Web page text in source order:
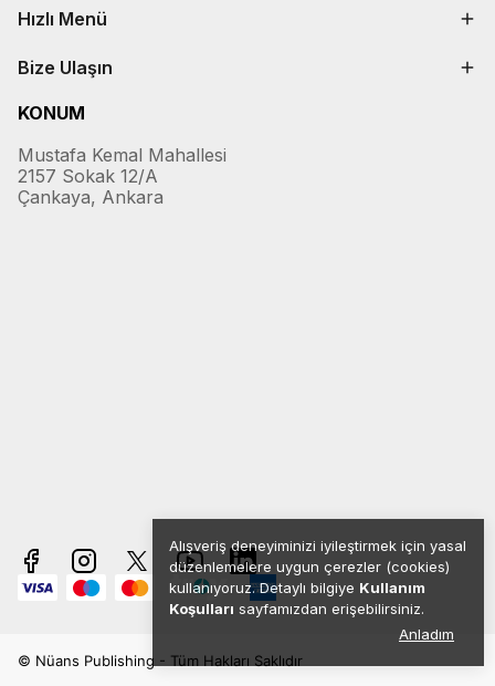
Alışveriş deneyiminizi iyileştirmek için yasal
düzenlemelere uygun çerezler (cookies)
kullanıyoruz. Detaylı bilgiye Kullanım
Koşulları sayfamızdan erişebilirsiniz.
Anladım
Hızlı Menü
Bize Ulaşın
KONUM
Mustafa Kemal Mahallesi
2157 Sokak 12/A
Çankaya, Ankara
© Nüans Publishing - Tüm Hakları Saklıdır